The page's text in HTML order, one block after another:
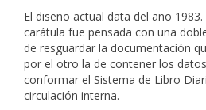
El diseño actual data del año
carátula fue pensada con una
de resguardar la documentación
por el otro la de contener los
conformar el Sistema de Libro
circulación interna.